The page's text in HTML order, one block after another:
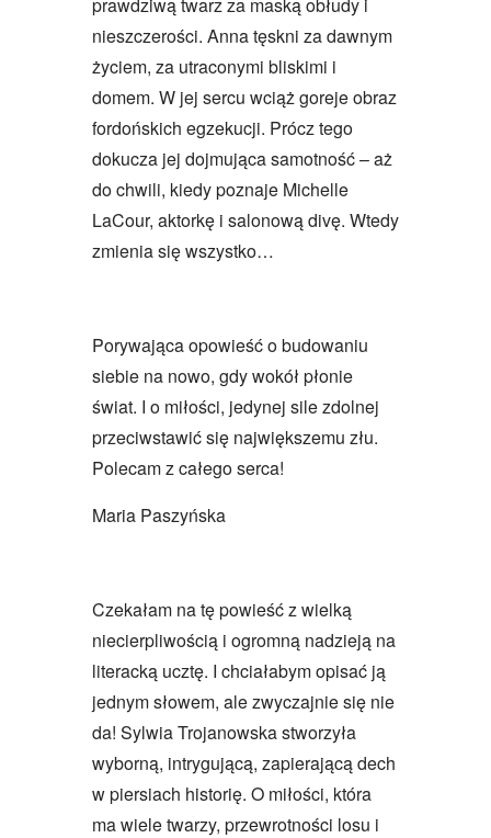
nieszczerości. Anna tęskni za dawnym
życiem, za utraconymi bliskimi i
domem. W jej sercu wciąż goreje obraz
fordońskich egzekucji. Prócz tego
dokucza jej dojmująca samotność – aż
do chwili, kiedy poznaje Michelle
LaCour, aktorkę i salonową divę. Wtedy
zmienia się wszystko…
Porywająca opowieść o budowaniu
siebie na nowo, gdy wokół płonie
świat. I o miłości, jedynej sile zdolnej
przeciwstawić się największemu złu.
Polecam z całego serca!
Maria Paszyńska
Czekałam na tę powieść z wielką
niecierpliwością i ogromną nadzieją na
literacką ucztę. I chciałabym opisać ją
jednym słowem, ale zwyczajnie się nie
da! Sylwia Trojanowska stworzyła
wyborną, intrygującą, zapierającą dech
w piersiach historię. O miłości, która
ma wiele twarzy, przewrotności losu i